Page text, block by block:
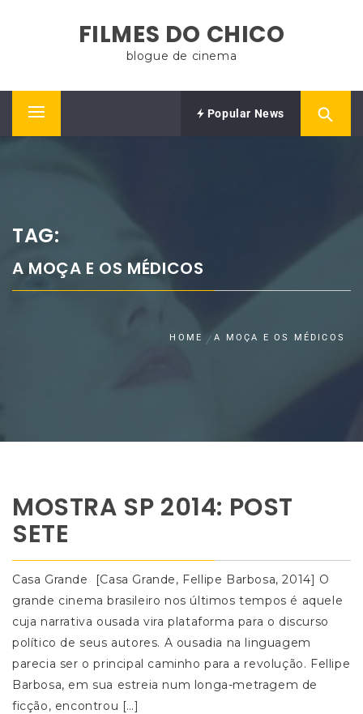
FILMES DO CHICO
blogue de cinema
Primary
Popular News
TAG:
A MOÇA E OS MÉDICOS
HOME A MOÇA E OS MÉDICOS
MOSTRA SP 2014: POST
SETE
Casa Grande [Casa Grande, Fellipe Barbosa, 2014] O
grande cinema brasileiro nos últimos tempos é aquele
cuja narrativa ousada vira plataforma para o discurso
político de seus autores. A ousadia na linguagem
parecia ser o principal caminho para a revolução. Fellipe
Barbosa, em sua estreia num longa-metragem de
ficção, encontrou […]